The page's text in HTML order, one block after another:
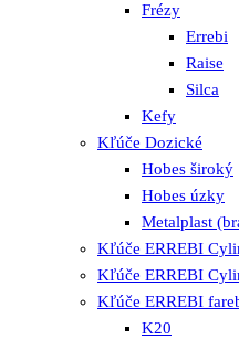
Frézy
Errebi
Raise
Silca
Kefy
Kľúče Dozické
Hobes široký
Hobes úzky
Metalplast
Kľúče ERREBI
Kľúče ERREBI
Kľúče ERREBI
K20